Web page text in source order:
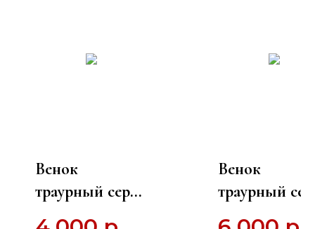
Венок
траурный серия
"Заказ" № 16 из
Венок
траурный
"Элитный" №